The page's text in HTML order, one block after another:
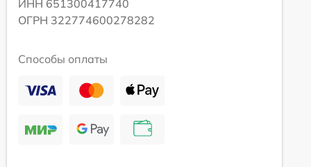
ИНН 651300417740
ОГРН 322774600278282
Способы оплаты